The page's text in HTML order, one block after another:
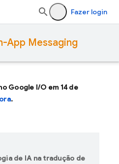
Fazer login
App Messaging
Google I/O em 14 de
.
de IA na tradução de